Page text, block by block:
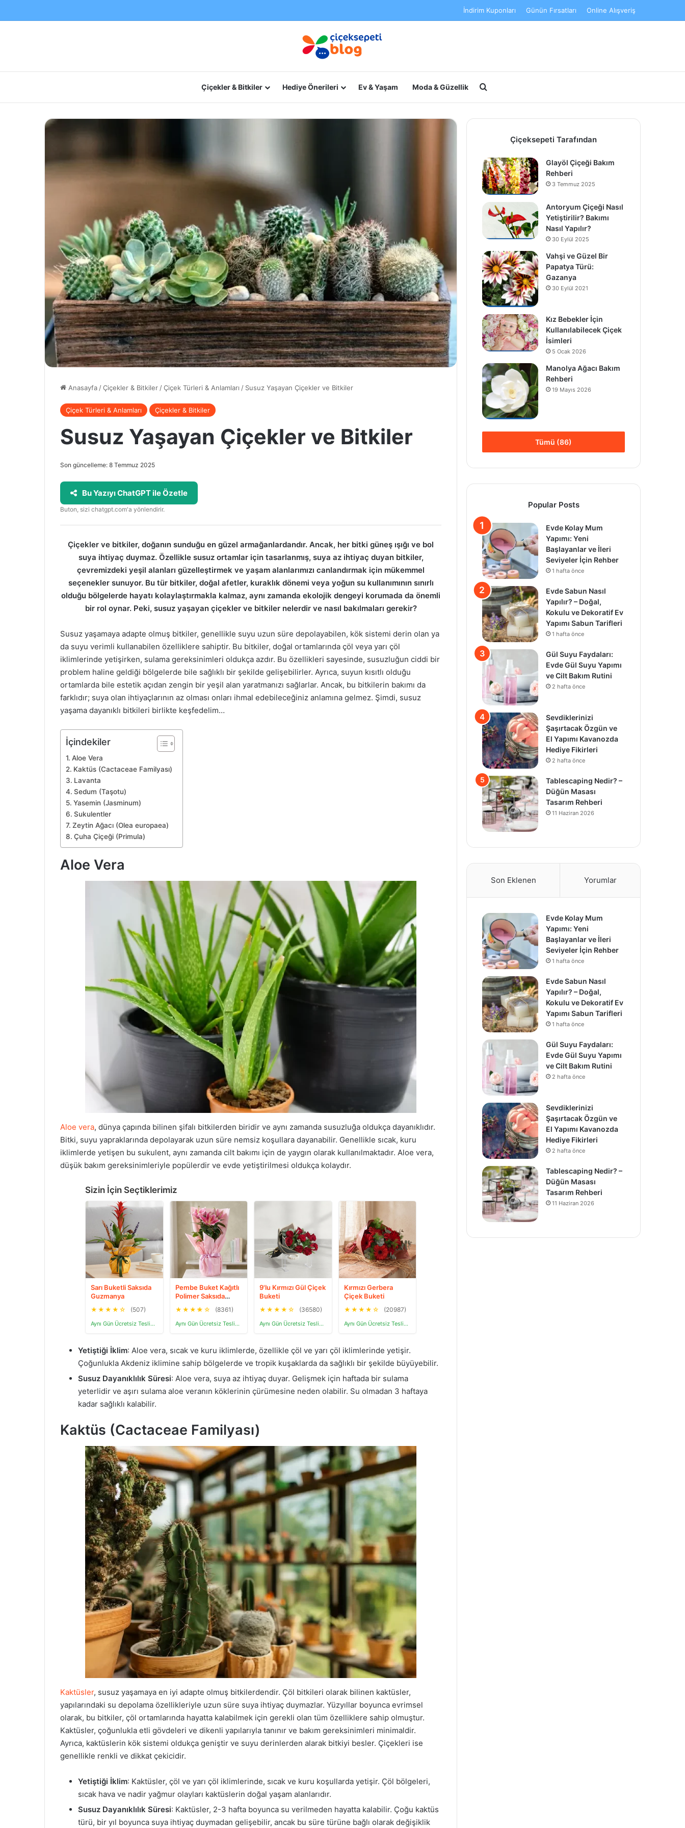
İndirim Kuponları Günün Fırsatları Online Alışveriş
Çiçekler & Bitkiler Hediye Önerileri Ev & Yaşam Moda & Güzellik Arama yap ...
Anasayfa /Çiçekler & Bitkiler /Çiçek Türleri & Anlamları / Susuz Yaşayan Çiçekler ve Bitkiler
Çiçek Türleri & Anlamları Çiçekler & Bitkiler
Susuz Yaşayan Çiçekler ve Bitkiler
Son güncelleme: 8 Temmuz 2025
Bu Yazıyı ChatGPT ile Özetle
Buton, sizi chatgpt.com'a yönlendirir.
Çiçekler ve bitkiler, doğanın sunduğu en güzel armağanlardandır. Ancak, her bitki güneş ışığı ve bol
suya ihtiyaç duymaz. Özellikle susuz ortamlar için tasarlanmış, suya az ihtiyaç duyan bitkiler,
çevremizdeki yeşil alanları güzelleştirmek ve yaşam alanlarımızı canlandırmak için mükemmel
seçenekler sunuyor. Bu tür bitkiler, doğal afetler, kuraklık dönemi veya yoğun su kullanımının sınırlı
olduğu bölgelerde hayatı kolaylaştırmakla kalmaz, aynı zamanda ekolojik dengeyi korumada da önemli
bir rol oynar. Peki, susuz yaşayan çiçekler ve bitkiler nelerdir ve nasıl bakılmaları gerekir?
Susuz yaşamaya adapte olmuş bitkiler, genellikle suyu uzun süre depolayabilen, kök sistemi derin olan ya
da suyu verimli kullanabilen özelliklere sahiptir. Bu bitkiler, doğal ortamlarında çöl veya yarı çöl
iklimlerinde yetişirken, sulama gereksinimleri oldukça azdır. Bu özellikleri sayesinde, susuzluğun ciddi bir
problem haline geldiği bölgelerde bile sağlıklı bir şekilde gelişebilirler. Ayrıca, suyun kısıtlı olduğu
ortamlarda bile estetik açıdan zengin bir yeşil alan yaratmanızı sağlarlar. Ancak, bu bitkilerin bakımı da
farklıdır; suya olan ihtiyaçlarının az olması onları ihmal edebileceğiniz anlamına gelmez. Şimdi, susuz
yaşama dayanıklı bitkileri birlikte keşfedelim…
İçindekiler
Aloe Vera
Kaktüs (Cactaceae Familyası)
Lavanta
Sedum (Taşotu)
Yasemin (Jasminum)
Sukulentler
Zeytin Ağacı (Olea europaea)
Çuha Çiçeği (Primula)
Aloe Vera
Aloe vera, dünya çapında bilinen şifalı bitkilerden biridir ve aynı zamanda susuzluğa oldukça dayanıklıdır.
Bitki, suyu yapraklarında depolayarak uzun süre nemsiz koşullara dayanabilir. Genellikle sıcak, kuru
iklimlerde yetişen bu sukulent, aynı zamanda cilt bakımı için de yaygın olarak kullanılmaktadır. Aloe vera,
düşük bakım gereksinimleriyle popülerdir ve evde yetiştirilmesi oldukça kolaydır.
Sizin İçin Seçtiklerimiz
Sarı Buketli Saksıda
Guzmanya
★ ★ ★ ★ ☆ (507)
Aynı Gün Ücretsiz Teslimat
Pembe Buket Kağıtlı
Polimer Saksıda
Pembe Lilyum
★ ★ ★ ★ ☆ (8361)
Aynı Gün Ücretsiz Teslimat
9'lu Kırmızı Gül Çiçek
Buketi
★ ★ ★ ★ ☆ (36580)
Aynı Gün Ücretsiz Teslimat
Kırmızı Gerbera
Çiçek Buketi
★ ★ ★ ★ ☆ (20987)
Aynı Gün Ücretsiz Teslimat
Yetiştiği İklim: Aloe vera, sıcak ve kuru iklimlerde, özellikle çöl ve yarı çöl iklimlerinde yetişir.
Çoğunlukla Akdeniz iklimine sahip bölgelerde ve tropik kuşaklarda da sağlıklı bir şekilde büyüyebilir.
Susuz Dayanıklılık Süresi: Aloe vera, suya az ihtiyaç duyar. Gelişmek için haftada bir sulama
yeterlidir ve aşırı sulama aloe veranın köklerinin çürümesine neden olabilir. Su olmadan 3 haftaya
kadar sağlıklı kalabilir.
Kaktüs (Cactaceae Familyası)
Kaktüsler, susuz yaşamaya en iyi adapte olmuş bitkilerdendir. Çöl bitkileri olarak bilinen kaktüsler,
yapılarındaki su depolama özellikleriyle uzun süre suya ihtiyaç duymazlar. Yüzyıllar boyunca evrimsel
olarak, bu bitkiler, çöl ortamlarında hayatta kalabilmek için gerekli olan tüm özelliklere sahip olmuştur.
Kaktüsler, çoğunlukla etli gövdeleri ve dikenli yapılarıyla tanınır ve bakım gereksinimleri minimaldir.
Ayrıca, kaktüslerin kök sistemi oldukça geniştir ve suyu derinlerden alarak bitkiyi besler. Çiçekleri ise
genellikle renkli ve dikkat çekicidir.
Yetiştiği İklim: Kaktüsler, çöl ve yarı çöl iklimlerinde, sıcak ve kuru koşullarda yetişir. Çöl bölgeleri,
sıcak hava ve nadir yağmur olayları kaktüslerin doğal yaşam alanlarıdır.
Susuz Dayanıklılık Süresi: Kaktüsler, 2-3 hafta boyunca su verilmeden hayatta kalabilir. Çoğu kaktüs
türü, bir yıl boyunca suya ihtiyaç duymadan gelişebilir, ancak bu süre türüne bağlı olarak değişiklik
Çiçeksepeti Tarafından
Glayöl Çiçeği Bakım
Rehberi
3 Temmuz 2025
Antoryum Çiçeği Nasıl
Yetiştirilir? Bakımı
Nasıl Yapılır?
30 Eylül 2025
Vahşi ve Güzel Bir
Papatya Türü:
Gazanya
30 Eylül 2021
Kız Bebekler İçin
Kullanılabilecek Çiçek
İsimleri
5 Ocak 2026
Manolya Ağacı Bakım
Rehberi
19 Mayıs 2026
Tümü (86)
Popular Posts
Evde Kolay Mum
Yapımı: Yeni
Başlayanlar ve İleri
Seviyeler İçin Rehber
1 hafta önce
Evde Sabun Nasıl
Yapılır? – Doğal,
Kokulu ve Dekoratif Ev
Yapımı Sabun Tarifleri
1 hafta önce
Gül Suyu Faydaları:
Evde Gül Suyu Yapımı
ve Cilt Bakım Rutini
2 hafta önce
Sevdiklerinizi
Şaşırtacak Özgün ve
El Yapımı Kavanozda
Hediye Fikirleri
2 hafta önce
Tablescaping Nedir? –
Düğün Masası
Tasarım Rehberi
11 Haziran 2026
Son Eklenen Yorumlar
Evde Kolay Mum
Yapımı: Yeni
Başlayanlar ve İleri
Seviyeler İçin Rehber
1 hafta önce
Evde Sabun Nasıl
Yapılır? – Doğal,
Kokulu ve Dekoratif Ev
Yapımı Sabun Tarifleri
1 hafta önce
Gül Suyu Faydaları:
Evde Gül Suyu Yapımı
ve Cilt Bakım Rutini
2 hafta önce
Sevdiklerinizi
Şaşırtacak Özgün ve
El Yapımı Kavanozda
Hediye Fikirleri
2 hafta önce
Tablescaping Nedir? –
Düğün Masası
Tasarım Rehberi
11 Haziran 2026